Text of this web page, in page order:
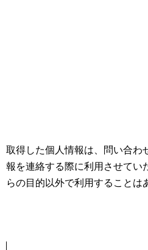
取得した個人情報は、問い合わ
報を連絡する際に利用させてい
らの目的以外で利用することは